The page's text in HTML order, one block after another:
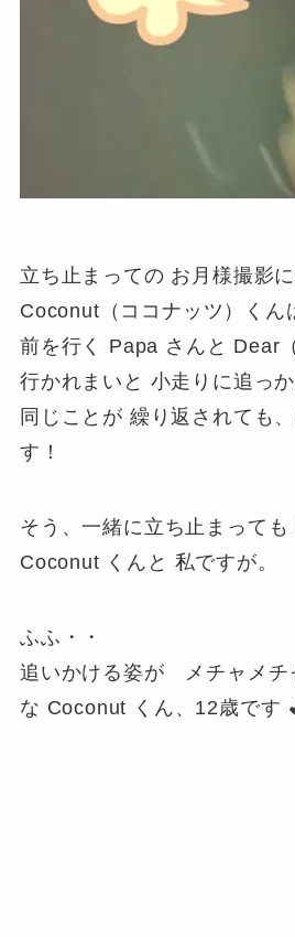
立ち止まっての お月様撮影
Coconut（ココナッツ）くん
前を行く Papa さんと Dear
行かれまいと 小走りに追っか
同じことが 繰り返されても
す！
そう、一緒に立ち止まっても
Coconut くんと 私ですが。
ふふ・・
追いかける姿が メチャメチ
な Coconut くん、12歳です